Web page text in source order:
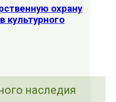
охрану
культурного
наследия